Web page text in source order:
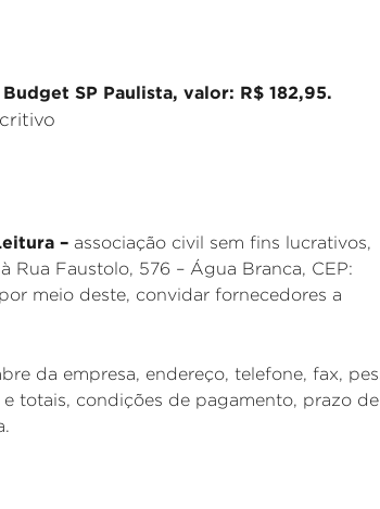
SP Paulista, valor: R$ 182,95.
– associação civil sem fins lucrativos,
Rua Faustolo, 576 – Água Branca, CEP:
meio deste, convidar fornecedores a
da empresa, endereço, telefone, fax,
totais, condições de pagamento, prazo de